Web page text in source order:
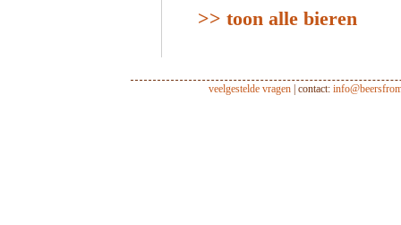
>> toon alle bieren
veelgestelde vragen | contact: